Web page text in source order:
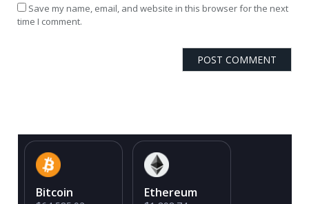
Save my name, email, and website in this browser for the next
time I comment.
Bitcoin Ethereum